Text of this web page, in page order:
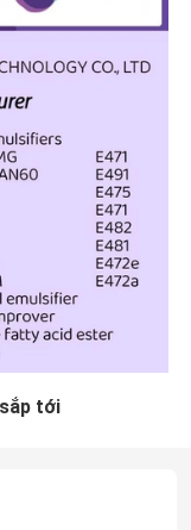
tới